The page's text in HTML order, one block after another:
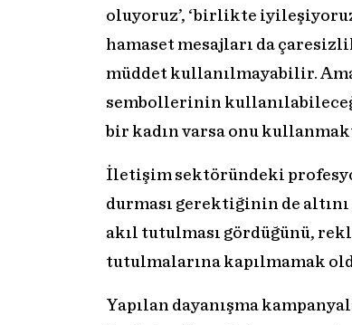
oluyoruz’, ‘birlikte
hamaset mesajları da
müddet kullanılmayabilir.
sembollerinin
bir kadın varsa onu
İletişim sektöründeki
durması gerektiğinin de
akıl tutulması gördüğünü,
tutulmalarına kapılmamak
Yapılan dayanışma